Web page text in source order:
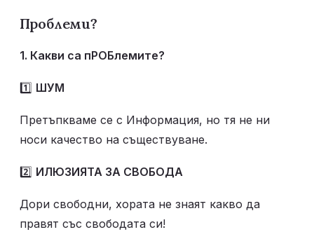
Проблеми?
1. Какви са пРОБлемите?
1️⃣ ШУМ
Претъпкваме се с Информация, но тя не ни
носи качество на съществуване.
2️⃣ ИЛЮЗИЯТА ЗА СВОБОДА
Дори свободни, хората не знаят какво да
правят със свободата си!